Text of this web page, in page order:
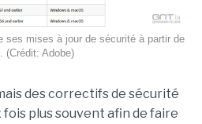
ses mises à jour de sécurité à partir de
(Crédit: Adobe)
des correctifs de sécurité
plus souvent afin de faire